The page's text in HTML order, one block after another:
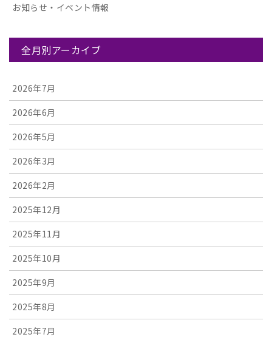
お知らせ・イベント情報
全月別アーカイブ
2026年7月
2026年6月
2026年5月
2026年3月
2026年2月
2025年12月
2025年11月
2025年10月
2025年9月
2025年8月
2025年7月